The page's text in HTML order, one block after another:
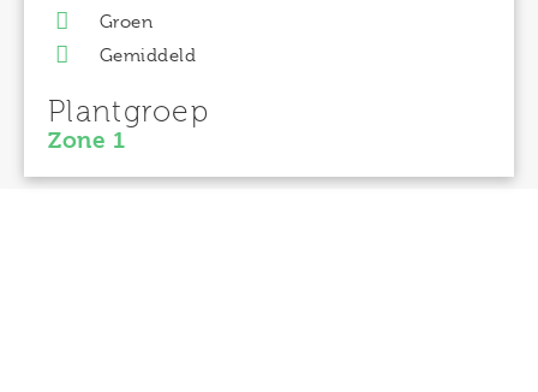
Groen
Gemiddeld
Plantgroep
Zone 1